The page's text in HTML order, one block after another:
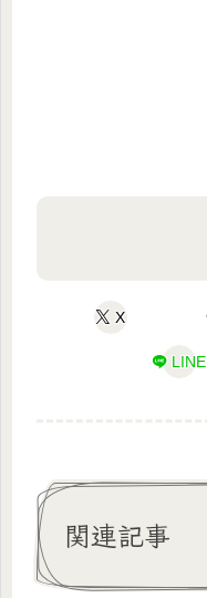
X
LINE
関連記事